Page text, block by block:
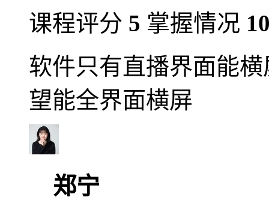
课程评分 5 掌握情况
软件只有直播界面能
望能全界面横屏
郑宁